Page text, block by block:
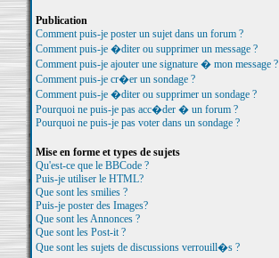
Publication
Comment puis-je poster un sujet dans un forum ?
Comment puis-je �diter ou supprimer un message ?
Comment puis-je ajouter une signature � mon message ?
Comment puis-je cr�er un sondage ?
Comment puis-je �diter ou supprimer un sondage ?
Pourquoi ne puis-je pas acc�der � un forum ?
Pourquoi ne puis-je pas voter dans un sondage ?
Mise en forme et types de sujets
Qu'est-ce que le BBCode ?
Puis-je utiliser le HTML?
Que sont les smilies ?
Puis-je poster des Images?
Que sont les Annonces ?
Que sont les Post-it ?
Que sont les sujets de discussions verrouill�s ?